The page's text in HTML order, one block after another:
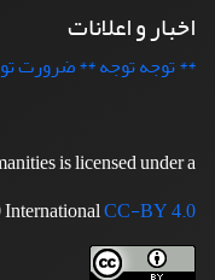
اخبار و اعلانات
** توجه توجه ** ضرورت
is licensed under a
CC-BY 4.0